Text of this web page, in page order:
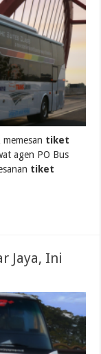
tiket
agen PO Bus
tiket
Jaya, Ini